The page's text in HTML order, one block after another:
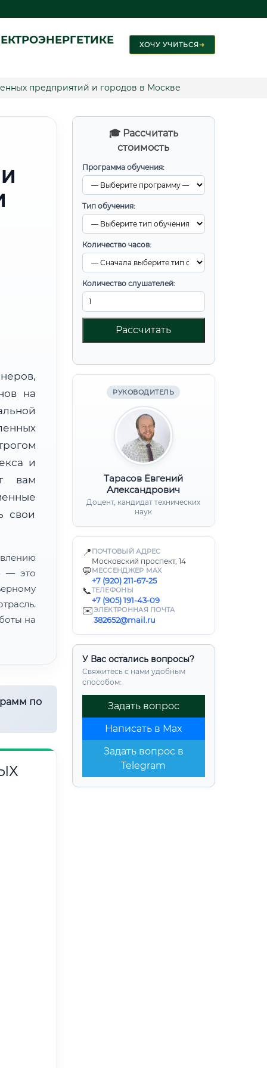
ХОЧУ УЧИТЬСЯ➜
предприятий и городов в Москве
🎓 Рассчитать
стоимость
Программа обучения:
Тип обучения:
Количество часов:
Количество слушателей:
Рассчитать
РУКОВОДИТЕЛЬ
Тарасов Евгений
Александрович
Доцент, кандидат технических
наук
📍 ПОЧТОВЫЙ АДРЕС
Московский проспект, 14
💬 МЕССЕНДЖЕР MAX
+7 (920) 211-67-25
📞ТЕЛЕФОНЫ
+7 (905) 191-43-09
✉️ЭЛЕКТРОННАЯ ПОЧТА
382652@mail.ru
У Вас остались вопросы?
Свяжитесь с нами удобным
способом:
Задать вопрос
Написать в Max
Задать вопрос в
Telegram
на
и
вам
свои
— это
на
по